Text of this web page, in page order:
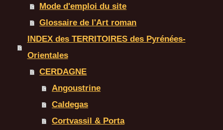
Mode d'emploi du site
Glossaire de l'Art roman
INDEX des TERRITOIRES des Pyrénées-
Orientales
CERDAGNE
Angoustrine
Caldegas
Cortvassil & Porta